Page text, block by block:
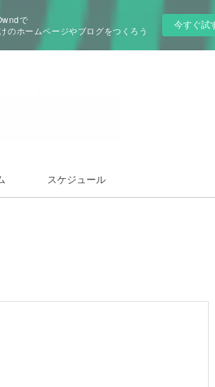
で
のホームページやブログをつくろう
今すぐ試
スケジュール